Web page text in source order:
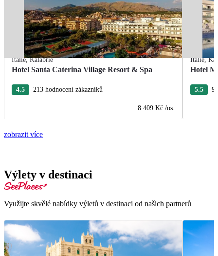
Itálie,Kalábrie
Hotel Santa Caterina Village Resort & Spa
4.5 213 hodnocení zákazníků
8 409 Kč /os.
Itálie,
Hotel
5.5
zobrazit více
Výlety v destinaci
Využijte skvělé nabídky výletů v destinaci od našich partnerů